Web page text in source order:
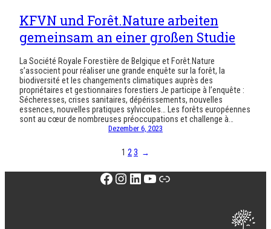
KFVN und Forêt.Nature arbeiten
gemeinsam an einer großen Studie
La Société Royale Forestière de Belgique et Forêt.Nature
s’associent pour réaliser une grande enquête sur la forêt, la
biodiversité et les changements climatiques auprès des
propriétaires et gestionnaires forestiers Je participe à l’enquête :
Sécheresses, crises sanitaires, dépérissements, nouvelles
essences, nouvelles pratiques sylvicoles… Les forêts européennes
sont au cœur de nombreuses préoccupations et challenge à…
Dezember 6, 2023
1 23 →
Facebook
Instagram
LinkedIn
YouTube
Link